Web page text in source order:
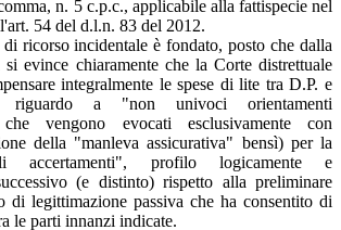
n. 5 c.p.c., applicabile alla fattispecie nel
54 del d.l.n. 83 del 2012.
ricorso incidentale è fondato, posto che dalla
si evince chiaramente che la Corte distrettuale
integralmente le spese di lite tra D.P. e
a "non univoci orientamenti
che vengono evocati esclusivamente con
della "manleva assicurativa" bensì) per la
accertamenti", profilo logicamente e
(e distinto) rispetto alla preliminare
di legittimazione passiva che ha consentito di
le parti innanzi indicate.